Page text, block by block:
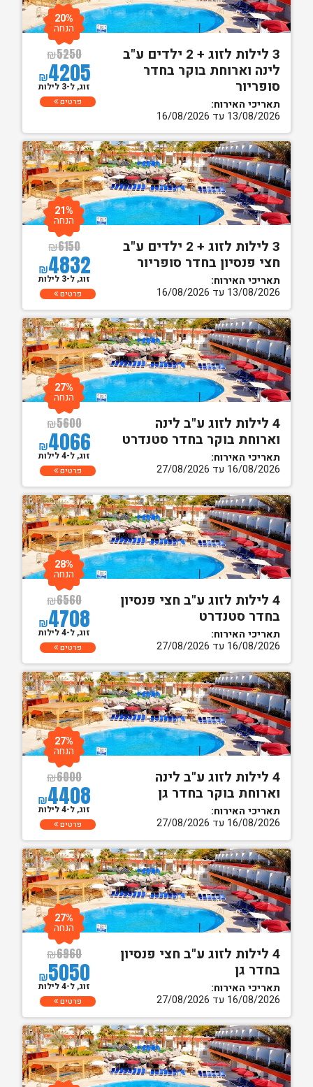
3 לילות לזוג + 2 ילדים ע"ב
לינה וארוחת בוקר בחדר
סופריור
תאריכי האירוח:
13/08/2026 עד 16/08/2026
₪5250
₪4205
20%
הנחה
זוג, ל-3 לילות
פרטים
3 לילות לזוג + 2 ילדים ע"ב
חצי פנסיון בחדר סופריור
תאריכי האירוח:
13/08/2026 עד 16/08/2026
₪6150
₪4832
21%
הנחה
זוג, ל-3 לילות
פרטים
4 לילות לזוג ע"ב לינה
וארוחת בוקר בחדר סטנדרט
תאריכי האירוח:
16/08/2026 עד 27/08/2026
₪5600
₪4066
27%
הנחה
זוג, ל-4 לילות
פרטים
4 לילות לזוג ע"ב חצי פנסיון
בחדר סטנדרט
תאריכי האירוח:
16/08/2026 עד 27/08/2026
₪6560
₪4708
28%
הנחה
זוג, ל-4 לילות
פרטים
4 לילות לזוג ע"ב לינה
וארוחת בוקר בחדר גן
תאריכי האירוח:
16/08/2026 עד 27/08/2026
₪6000
₪4408
27%
הנחה
זוג, ל-4 לילות
פרטים
4 לילות לזוג ע"ב חצי פנסיון
בחדר גן
תאריכי האירוח:
16/08/2026 עד 27/08/2026
₪6960
₪5050
27%
הנחה
זוג, ל-4 לילות
פרטים